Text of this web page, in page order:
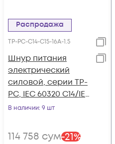
Распродажа
TP-PC-С14-C15-16A-1.5
Шнур питания
электрический
силовой, серии TP-
PC, IEC 60320 С14/IEC
60320 С15 прямой,
В наличии: 9 шт
114 758 сум-21%